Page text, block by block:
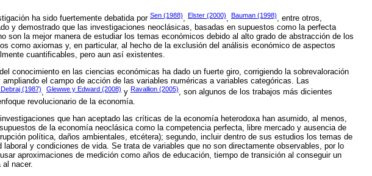
ha sido fuertemente debatida por Sen (1988), Elster (2000), Bauman (1998), entre otros,
y demostrado que las investigaciones neoclásicas, basadas en supuestos como la perfecta
son la mejor manera de estudiar los temas económicos debido al alto grado de abstracción de los
como axiomas y, en particular, al hecho de la exclusión del análisis económico de aspectos
cuantificables, pero aun así existentes.
conocimiento en las ciencias económicas ha dado un fuerte giro, corrigiendo la sobrevaloración
el campo de acción de las variables numéricas a variables categóricas. Las
(1987), Glewwe y Edward (2008) y Ravallion (2005), son algunos de los trabajos más dicientes
revolucionario de la economía.
que han aceptado las críticas de la economía heterodoxa han asumido, al menos,
de la economía neoclásica como la competencia perfecta, libre mercado y ausencia de
política, daños ambientales, etcétera); segundo, incluir dentro de sus estudios los temas de
laboral y condiciones de vida. Se trata de variables que no son directamente observables, por lo
aproximaciones de medición como años de educación, tiempo de transición al conseguir un
al nacer.